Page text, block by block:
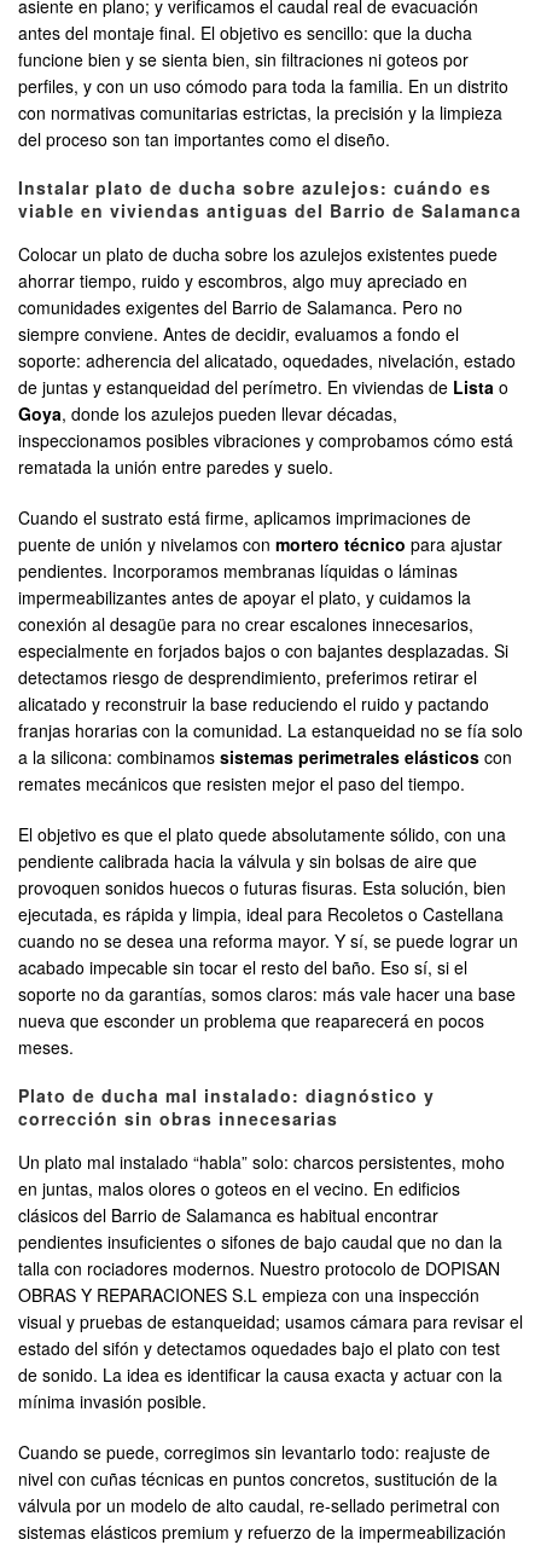
asiente en plano; y verificamos el caudal real de evacuación
antes del montaje final. El objetivo es sencillo: que la ducha
funcione bien y se sienta bien, sin filtraciones ni goteos por
perfiles, y con un uso cómodo para toda la familia. En un distrito
con normativas comunitarias estrictas, la precisión y la limpieza
del proceso son tan importantes como el diseño.
Instalar plato de ducha sobre azulejos: cuándo es
viable en viviendas antiguas del Barrio de Salamanca
Colocar un plato de ducha sobre los azulejos existentes puede
ahorrar tiempo, ruido y escombros, algo muy apreciado en
comunidades exigentes del Barrio de Salamanca. Pero no
siempre conviene. Antes de decidir, evaluamos a fondo el
soporte: adherencia del alicatado, oquedades, nivelación, estado
de juntas y estanqueidad del perímetro. En viviendas de Lista o
Goya, donde los azulejos pueden llevar décadas,
inspeccionamos posibles vibraciones y comprobamos cómo está
rematada la unión entre paredes y suelo.
Cuando el sustrato está firme, aplicamos imprimaciones de
puente de unión y nivelamos con mortero técnico para ajustar
pendientes. Incorporamos membranas líquidas o láminas
impermeabilizantes antes de apoyar el plato, y cuidamos la
conexión al desagüe para no crear escalones innecesarios,
especialmente en forjados bajos o con bajantes desplazadas. Si
detectamos riesgo de desprendimiento, preferimos retirar el
alicatado y reconstruir la base reduciendo el ruido y pactando
franjas horarias con la comunidad. La estanqueidad no se fía solo
a la silicona: combinamos sistemas perimetrales elásticos con
remates mecánicos que resisten mejor el paso del tiempo.
El objetivo es que el plato quede absolutamente sólido, con una
pendiente calibrada hacia la válvula y sin bolsas de aire que
provoquen sonidos huecos o futuras fisuras. Esta solución, bien
ejecutada, es rápida y limpia, ideal para Recoletos o Castellana
cuando no se desea una reforma mayor. Y sí, se puede lograr un
acabado impecable sin tocar el resto del baño. Eso sí, si el
soporte no da garantías, somos claros: más vale hacer una base
nueva que esconder un problema que reaparecerá en pocos
meses.
Plato de ducha mal instalado: diagnóstico y
corrección sin obras innecesarias
Un plato mal instalado “habla” solo: charcos persistentes, moho
en juntas, malos olores o goteos en el vecino. En edificios
clásicos del Barrio de Salamanca es habitual encontrar
pendientes insuficientes o sifones de bajo caudal que no dan la
talla con rociadores modernos. Nuestro protocolo de DOPISAN
OBRAS Y REPARACIONES S.L empieza con una inspección
visual y pruebas de estanqueidad; usamos cámara para revisar el
estado del sifón y detectamos oquedades bajo el plato con test
de sonido. La idea es identificar la causa exacta y actuar con la
mínima invasión posible.
Cuando se puede, corregimos sin levantarlo todo: reajuste de
nivel con cuñas técnicas en puntos concretos, sustitución de la
válvula por un modelo de alto caudal, re-sellado perimetral con
sistemas elásticos premium y refuerzo de la impermeabilización